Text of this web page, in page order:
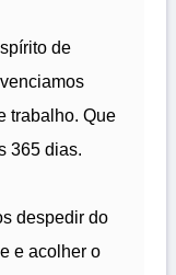
de
trabalho. Que
365 dias.
despedir do
e acolher o